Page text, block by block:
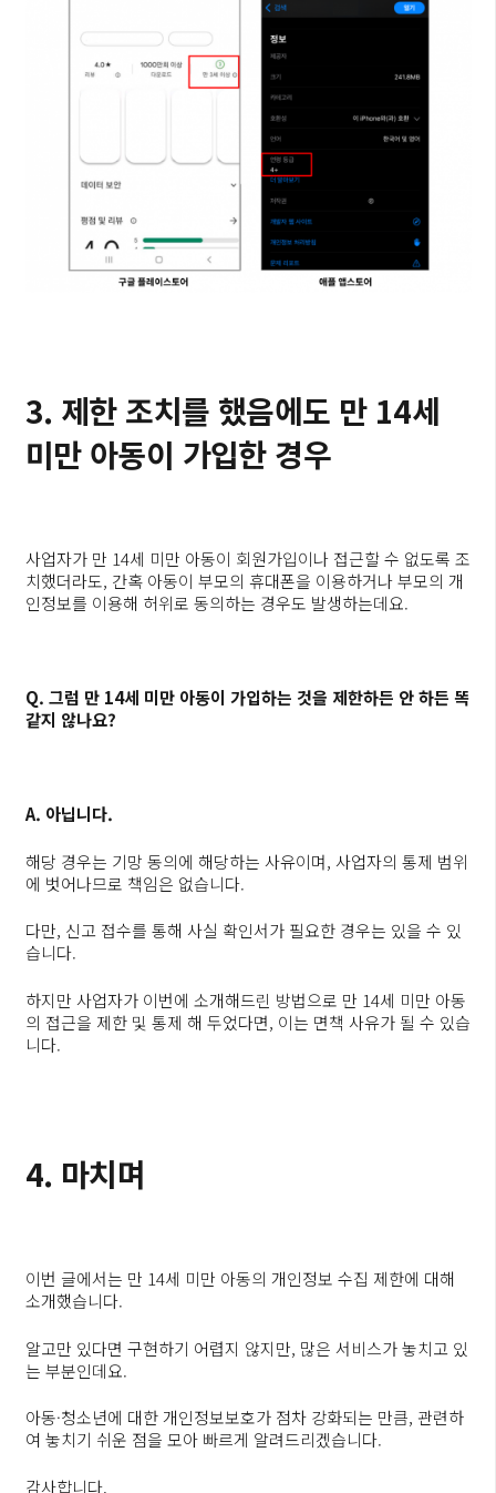
3. 제한 조치를 했음에도 만 14세
미만 아동이 가입한 경우
사업자가 만 14세 미만 아동이 회원가입이나 접근할 수 없도록 조
치했더라도, 간혹 아동이 부모의 휴대폰을 이용하거나 부모의 개
인정보를 이용해 허위로 동의하는 경우도 발생하는데요.
Q. 그럼 만 14세 미만 아동이 가입하는 것을 제한하든 안 하든 똑
같지 않나요?
A. 아닙니다.
해당 경우는 기망 동의에 해당하는 사유이며, 사업자의 통제 범위
에 벗어나므로 책임은 없습니다.
다만, 신고 접수를 통해 사실 확인서가 필요한 경우는 있을 수 있
습니다.
하지만 사업자가 이번에 소개해드린 방법으로 만 14세 미만 아동
의 접근을 제한 및 통제 해 두었다면, 이는 면책 사유가 될 수 있습
니다.
4. 마치며
이번 글에서는 만 14세 미만 아동의 개인정보 수집 제한에 대해
소개했습니다.
알고만 있다면 구현하기 어렵지 않지만, 많은 서비스가 놓치고 있
는 부분인데요.
아동·청소년에 대한 개인정보보호가 점차 강화되는 만큼, 관련하
여 놓치기 쉬운 점을 모아 빠르게 알려드리겠습니다.
감사합니다.